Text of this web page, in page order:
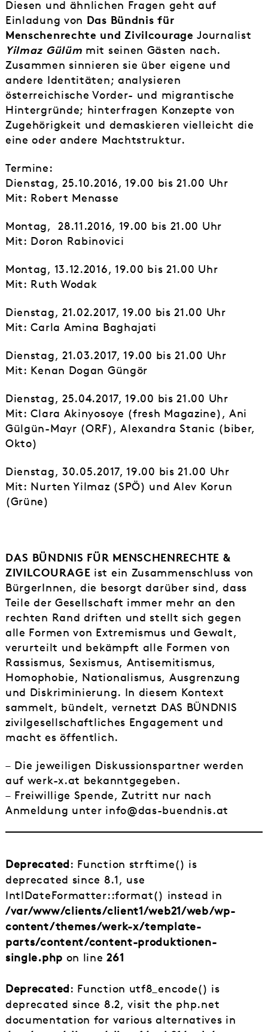
Diesen und ähnlichen Fragen geht auf
Einladung von Das Bündnis für
Menschenrechte und ZivilcourageJournalist
Yilmaz Gülüm mit seinen Gästen nach.
Zusammen sinnieren sie über eigene und
andere Identitäten; analysieren
österreichische Vorder- und migrantische
Hintergründe; hinterfragen Konzepte von
Zugehörigkeit und demaskieren vielleicht die
eine oder andere Machtstruktur.
Termine:
Dienstag, 25.10.2016, 19.00 bis 21.00 Uhr
Mit: Robert Menasse
Montag, 28.11.2016, 19.00 bis 21.00 Uhr
Mit: Doron Rabinovici
Montag, 13.12.2016, 19.00 bis 21.00 Uhr
Mit: Ruth Wodak
Dienstag, 21.02.2017, 19.00 bis 21.00 Uhr
Mit: Carla Amina Baghajati
Dienstag, 21.03.2017, 19.00 bis 21.00 Uhr
Mit: Kenan Dogan Güngör
Dienstag, 25.04.2017, 19.00 bis 21.00 Uhr
Mit: Clara Akinyosoye (fresh Magazine), Ani
Gülgün-Mayr (ORF), Alexandra Stanic (biber,
Okto)
Dienstag, 30.05.2017, 19.00 bis 21.00 Uhr
Mit: Nurten Yilmaz (SPÖ) und Alev Korun
(Grüne)
DAS BÜNDNIS FÜR MENSCHENRECHTE &
ZIVILCOURAGE ist ein Zusammenschluss von
BürgerInnen, die besorgt darüber sind, dass
Teile der Gesellschaft immer mehr an den
rechten Rand driften und stellt sich gegen
alle Formen von Extremismus und Gewalt,
verurteilt und bekämpft alle Formen von
Rassismus, Sexismus, Antisemitismus,
Homophobie, Nationalismus, Ausgrenzung
und Diskriminierung. In diesem Kontext
sammelt, bündelt, vernetzt DAS BÜNDNIS
zivilgesellschaftliches Engagement und
macht es öffentlich.
– Die jeweiligen Diskussionspartner werden
auf werk-x.at bekanntgegeben.
– Freiwillige Spende, Zutritt nur nach
Anmeldung unter info@das-buendnis.at
Deprecated: Function strftime() is
deprecated since 8.1, use
IntlDateFormatter::format() instead in
/var/www/clients/client1/web21/web/wp-
content/themes/werk-x/template-
parts/content/content-produktionen-
single.php on line261
Deprecated: Function utf8_encode() is
deprecated since 8.2, visit the php.net
documentation for various alternatives in